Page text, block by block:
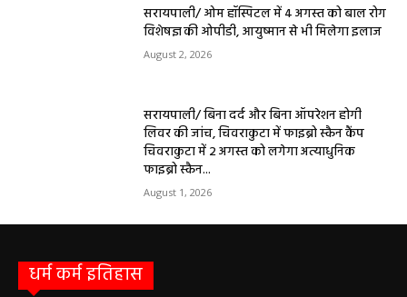
सरायपाली/ ओम हॉस्पिटल में 4 अगस्त को बाल रोग
विशेषज्ञ की ओपीडी, आयुष्मान से भी मिलेगा इलाज
August 2, 2026
सरायपाली/ बिना दर्द और बिना ऑपरेशन होगी
लिवर की जांच, चिवराकुटा में फाइब्रो स्कैन कैंप
चिवराकुटा में 2 अगस्त को लगेगा अत्याधुनिक
फाइब्रो स्कैन...
August 1, 2026
धर्म कर्म इतिहास